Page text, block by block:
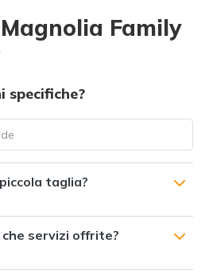
Family
specifiche?
taglia?
che servizi offrite?